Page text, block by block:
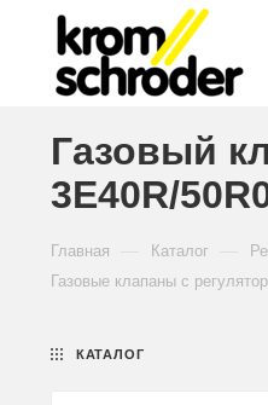
Газовый
3E40R/
Главная Каталог
Газовые клапаны с
КАТАЛОГ